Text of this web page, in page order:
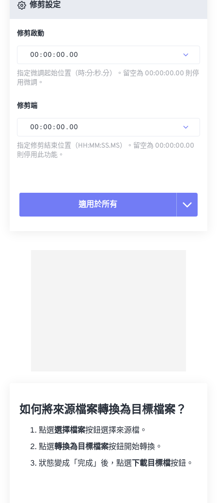
修剪設定
修剪啟動
00 : 00 : 00 . 00
指定微調起始位置（時:分:秒.分）。留空為 00:00:00.00 則停
用微調。
修剪端
00 : 00 : 00 . 00
指定修剪結束位置（HH:MM:SS.MS）。留空為 00:00:00.00
則停用此功能。
適用於所有
如何將來源檔案轉換為目標檔案？
點選選擇檔案按鈕選擇來源檔。
點選轉換為目標檔案按鈕開始轉換。
狀態變成「完成」後，點選 下載目標檔按鈕。